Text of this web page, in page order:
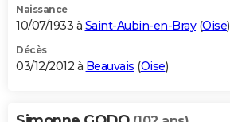
Naissance
10/07/1933 à Saint-Aubin-en-Bray(Oise)
Décès
03/12/2012 à Beauvais (Oise)